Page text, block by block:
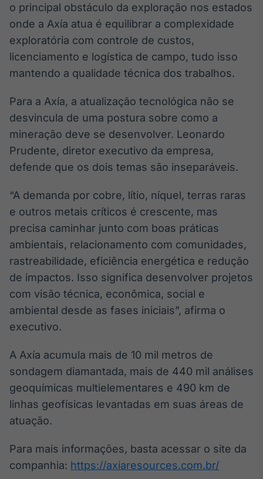
o principal obstáculo da exploração nos estados
onde a Axía atua é equilibrar a complexidade
exploratória com controle de custos,
licenciamento e logística de campo, tudo isso
mantendo a qualidade técnica dos trabalhos.
Para a Axía, a atualização tecnológica não se
desvincula de uma postura sobre como a
mineração deve se desenvolver. Leonardo
Prudente, diretor executivo da empresa,
defende que os dois temas são inseparáveis.
“A demanda por cobre, lítio, níquel, terras raras
e outros metais críticos é crescente, mas
precisa caminhar junto com boas práticas
ambientais, relacionamento com comunidades,
rastreabilidade, eficiência energética e redução
de impactos. Isso significa desenvolver projetos
com visão técnica, econômica, social e
ambiental desde as fases iniciais”, afirma o
executivo.
A Axía acumula mais de 10 mil metros de
sondagem diamantada, mais de 440 mil análises
geoquímicas multielementares e 490 km de
linhas geofísicas levantadas em suas áreas de
atuação.
Para mais informações, basta acessar o site da
companhia: https://axiaresources.com.br/